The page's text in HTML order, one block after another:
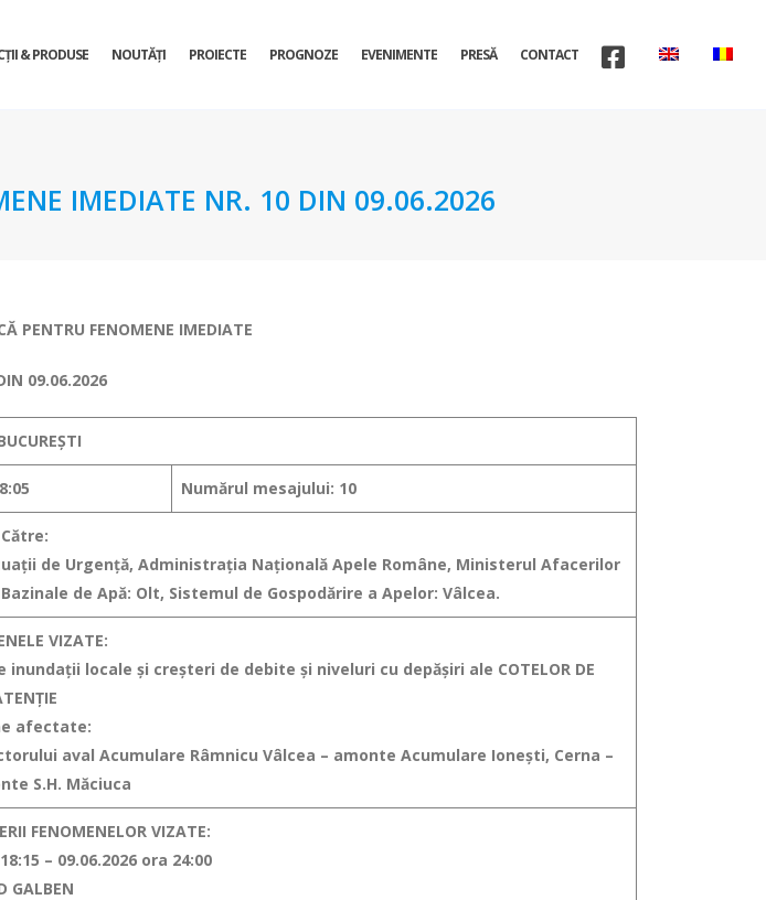
& PRODUSE NOUTĂȚI PROIECTE PROGNOZE EVENIMENTE PRESĂ CONTACT
IMEDIATE NR. 10 DIN 09.06.2026
PENTRU FENOMENE IMEDIATE
09.06.2026
Numărul mesajului: 10
Către:
de Urgenţă, Administraţia Naţională Apele Române, Ministerul Afacerilor
de Apă: Olt, Sistemul de Gospodărire a Apelor: Vâlcea.
VIZATE:
locale şi creşteri de debite şi niveluri cu depăşiri ale COTELOR DE
afectate:
aval Acumulare Râmnicu Vâlcea – amonte Acumulare Ionești, Cerna –
S.H. Măciuca
FENOMENELOR VIZATE:
– 09.06.2026 ora 24:00
GALBEN